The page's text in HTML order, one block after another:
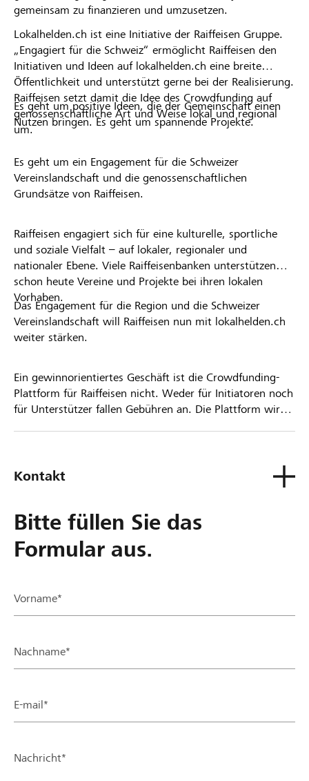
gemeinsam zu finanzieren und umzusetzen.
Lokalhelden.ch ist eine Initiative der Raiffeisen Gruppe.
„Engagiert für die Schweiz“ ermöglicht Raiffeisen den
Initiativen und Ideen auf lokalhelden.ch eine breite
Öffentlichkeit und unterstützt gerne bei der Realisierung.
Raiffeisen setzt damit die Idee des Crowdfunding auf
genossenschaftliche Art und Weise lokal und regional
um.
Es geht um positive Ideen, die der Gemeinschaft einen
Nutzen bringen. Es geht um spannende Projekte.
Es geht um ein Engagement für die Schweizer
Vereinslandschaft und die genossenschaftlichen
Grundsätze von Raiffeisen.
Raiffeisen engagiert sich für eine kulturelle, sportliche
und soziale Vielfalt – auf lokaler, regionaler und
nationaler Ebene. Viele Raiffeisenbanken unterstützen
schon heute Vereine und Projekte bei ihren lokalen
Vorhaben.
Das Engagement für die Region und die Schweizer
Vereinslandschaft will Raiffeisen nun mit lokalhelden.ch
weiter stärken.
Ein gewinnorientiertes Geschäft ist die Crowdfunding-
Plattform für Raiffeisen nicht. Weder für Initiatoren noch
für Unterstützer fallen Gebühren an. Die Plattform wird
Kontakt
Bitte füllen Sie das
Formular aus.
Vorname*
Nachname*
E-mail*
Nachricht*